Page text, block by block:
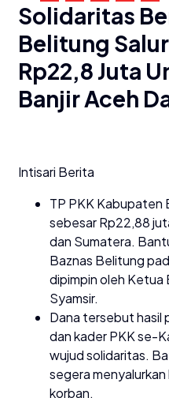
Solidaritas
Belitung
Rp22,8 Juta
Banjir Aceh
Intisari Berita
TP PKK Kabupaten
sebesar Rp22,88
dan Sumatera.
Baznas Belitung
dipimpin oleh Ketua
Syamsir.
Dana tersebut hasil
dan kader PKK se-
wujud solidaritas.
segera
korban.